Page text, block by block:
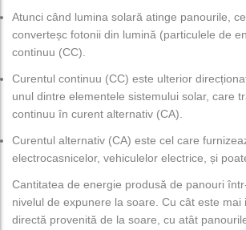
Atunci când lumina solară atinge panourile,
converteșc fotonii din lumină (particulele de
continuu (CC).
Curentul continuu (CC) este ulterior
unul dintre elementele sistemului solar, care
continuu în curent alternativ (CA).
Curentul alternativ (CA) este cel care
electrocasnicelor, vehiculelor electrice, și
Cantitatea de energie produsă de panouri
nivelul de expunere la soare. Cu cât este mai
directă provenită de la soare, cu atât